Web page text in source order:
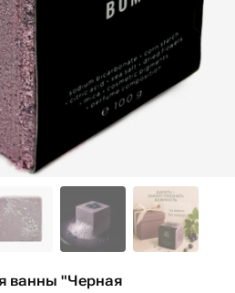
ванны "Черная